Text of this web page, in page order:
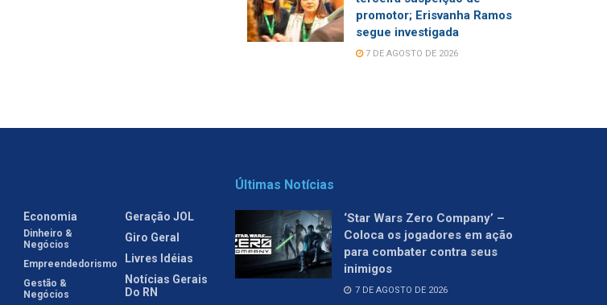
promotor; Erisvanha Ramos
segue investigada
7 DE AGOSTO DE 2026
Economia
Dinheiro &
Negócios
Empreendedorismo
Gestão &
Negócios
Geração JOL
Giro Geral
Livres Idéias
Notícias Gerais
Do RN
Últimas Notícias
‘Star Wars Zero Company’ –
Coloca os jogadores em ação
para combater contra seus
inimigos
7 DE AGOSTO DE 2026